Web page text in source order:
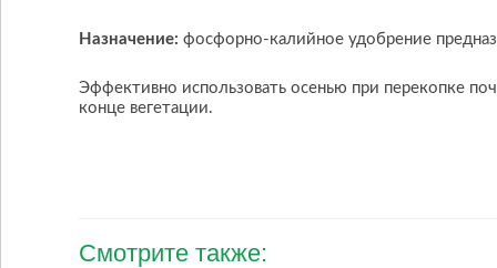
Внешний вид:Гранулы бело-розово-коричневого
Назначение: фосфорно-калийное удобрение
Эффективно использовать осенью при перекопке
конце вегетации.
Смотрите также: